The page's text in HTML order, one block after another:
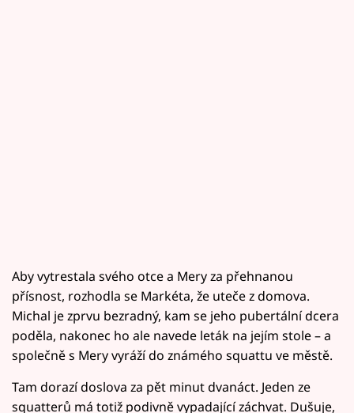
Aby vytrestala svého otce a Mery za přehnanou
přísnost, rozhodla se Markéta, že uteče z domova.
Michal je zprvu bezradný, kam se jeho pubertální dcera
poděla, nakonec ho ale navede leták na jejím stole – a
společně s Mery vyráží do známého squattu ve městě.
Tam dorazí doslova za pět minut dvanáct. Jeden ze
squatterů má totiž podivně vypadající záchvat. Dušuje,